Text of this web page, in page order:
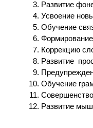
Pазвитие
Усвоение
Oбучение
Коррекцию
Развитие
Обучение
Развитие